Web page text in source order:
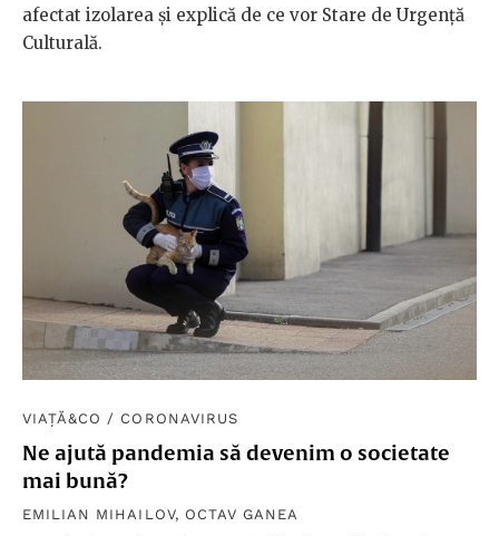
afectat izolarea și explică de ce vor Stare de Urgență
Culturală.
VIAȚĂ&CO / CORONAVIRUS
Ne ajută pandemia să devenim o societate
mai bună?
EMILIAN MIHAILOV, OCTAV GANEA